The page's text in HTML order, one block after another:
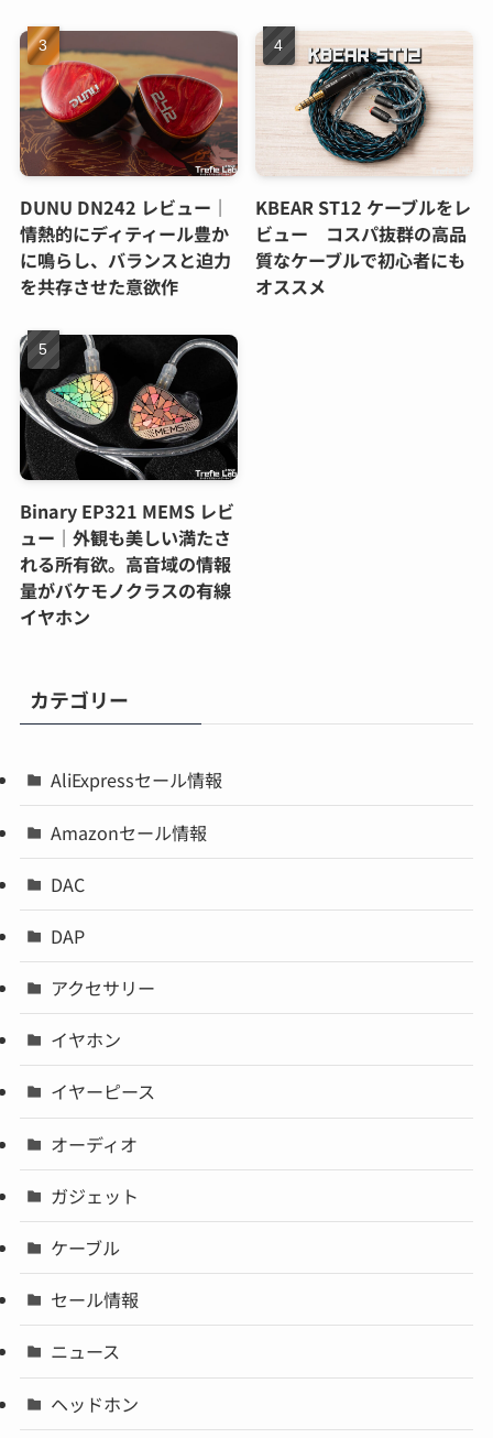
DUNU DN242 レビュー｜
情熱的にディティール豊か
に鳴らし、バランスと迫力
を共存させた意欲作
KBEAR ST12 ケーブルをレ
ビュー コスパ抜群の高品
質なケーブルで初心者にも
オススメ
Binary EP321 MEMS レビ
ュー｜外観も美しい満たさ
れる所有欲。高音域の情報
量がバケモノクラスの有線
イヤホン
カテゴリー
AliExpressセール情報
Amazonセール情報
DAC
DAP
アクセサリー
イヤホン
イヤーピース
オーディオ
ガジェット
ケーブル
セール情報
ニュース
ヘッドホン